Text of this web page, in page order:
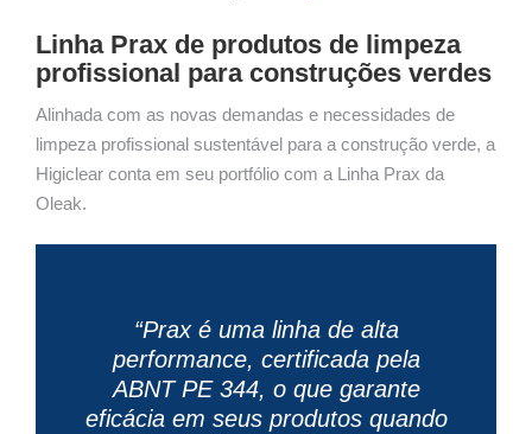
Linha Prax de produtos de limpeza
profissional para construções verdes
Alinhada com as novas demandas e necessidades de
limpeza profissional sustentável para a construção verde, a
Higiclear conta em seu portfólio com a Linha Prax da
Oleak.
“Prax é uma linha de alta
performance, certificada pela
ABNT PE 344, o que garante
eficácia em seus produtos quando